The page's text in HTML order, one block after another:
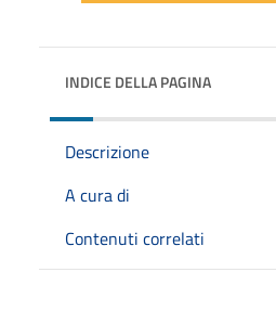
INDICE DELLA PAGINA
Descrizione
A cura di
Contenuti correlati